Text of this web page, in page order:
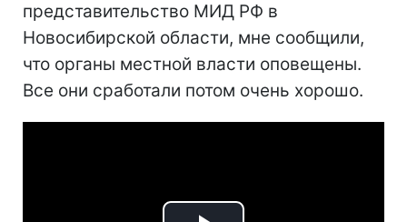
представительство МИД РФ в
Новосибирской области, мне сообщили,
что органы местной власти оповещены.
Все они сработали потом очень хорошо.